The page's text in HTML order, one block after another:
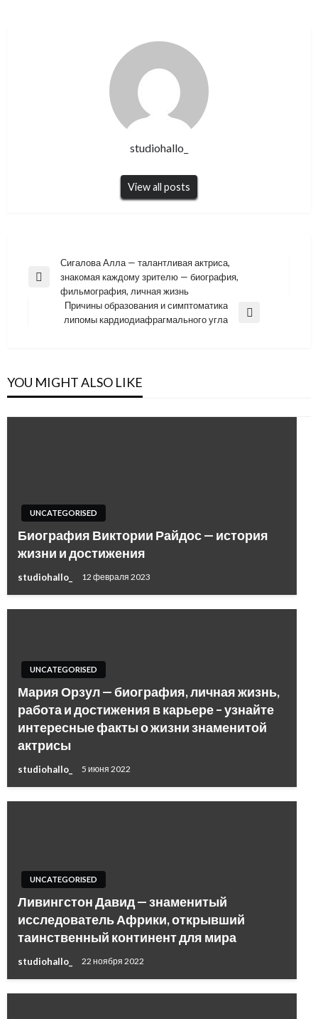
studiohallo_
View all posts
Навигация
по
записям
Previous
Сигалова Алла — талантливая актриса,
знакомая каждому зрителю — биография,
фильмография, личная жизнь
Причины образования и симптоматика
липомы кардиодиафрагмального угла
YOU MIGHT ALSO LIKE
UNCATEGORISED
Биография Виктории Райдос — история
жизни и достижения
studiohallo_ 12 февраля 2023
UNCATEGORISED
Мария Орзул — биография, личная жизнь,
работа и достижения в карьере – узнайте
интересные факты о жизни знаменитой
актрисы
studiohallo_ 5 июня 2022
UNCATEGORISED
Ливингстон Давид — знаменитый
исследователь Африки, открывший
таинственный континент для мира
studiohallo_ 22 ноября 2022